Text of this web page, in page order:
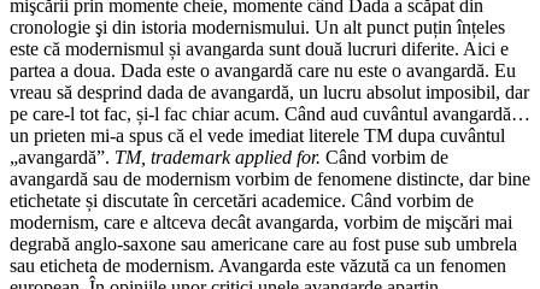
mişcării prin momente cheie, momente când Dada a scăpat din
cronologie şi din istoria modernismului. Un alt punct puțin înțeles
este că modernismul și avangarda sunt două lucruri diferite. Aici e
partea a doua. Dada este o avangardă care nu este o avangardă. Eu
vreau să desprind dada de avangardă, un lucru absolut imposibil, dar
pe care-l tot fac, și-l fac chiar acum. Când aud cuvântul avangardă…
un prieten mi-a spus că el vede imediat literele TM dupa cuvântul
„avangardă”. TM, trademark applied for. Când vorbim de
avangardă sau de modernism vorbim de fenomene distincte, dar bine
etichetate și discutate în cercetări academice. Când vorbim de
modernism, care e altceva decât avangarda, vorbim de mişcări mai
degrabă anglo-saxone sau americane care au fost puse sub umbrela
sau eticheta de modernism. Avangarda este văzută ca un fenomen